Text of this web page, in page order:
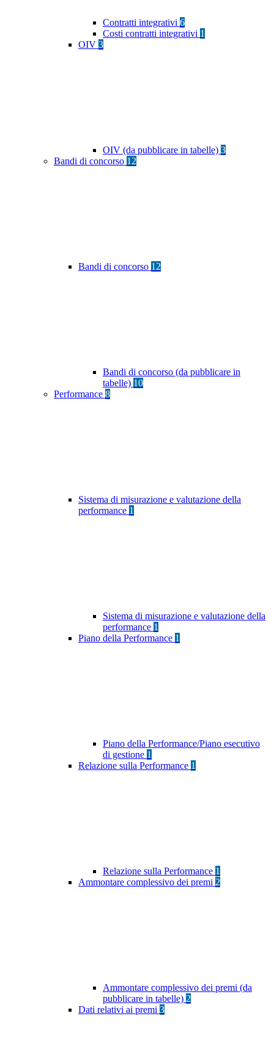
Contratti integrativi 6
Costi contratti integrativi 1
OIV 3
OIV (da pubblicare in tabelle) 3
Bandi di concorso 12
Bandi di concorso 12
Bandi di concorso (da pubblicare in
tabelle) 10
Performance 8
Sistema di misurazione e valutazione della
performance 1
Sistema di misurazione e valutazione della
performance 1
Piano della Performance 1
Piano della Performance/Piano esecutivo
di gestione 1
Relazione sulla Performance 1
Relazione sulla Performance 1
Ammontare complessivo dei premi 2
Ammontare complessivo dei premi (da
pubblicare in tabelle) 2
Dati relativi ai premi 3